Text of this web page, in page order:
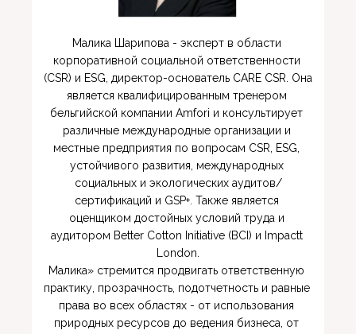
Малика Шарипова - эксперт в области
корпоративной социальной ответственности
(CSR) и ESG, директор-основатель CARE CSR. Она
является квалифицированным тренером
бельгийской компании Amfori и консультирует
различные международные организации и
местные предприятия по вопросам CSR, ESG,
устойчивого развития, международных
социальных и экологических аудитов/
сертификаций и GSP+. Также является
оценщиком достойных условий труда и
аудитором Better Cotton Initiative (BCI) и Impactt
London.
Малика» стремится продвигать ответственную
практику, прозрачность, подотчетность и равные
права во всех областях - от использования
природных ресурсов до ведения бизнеса, от